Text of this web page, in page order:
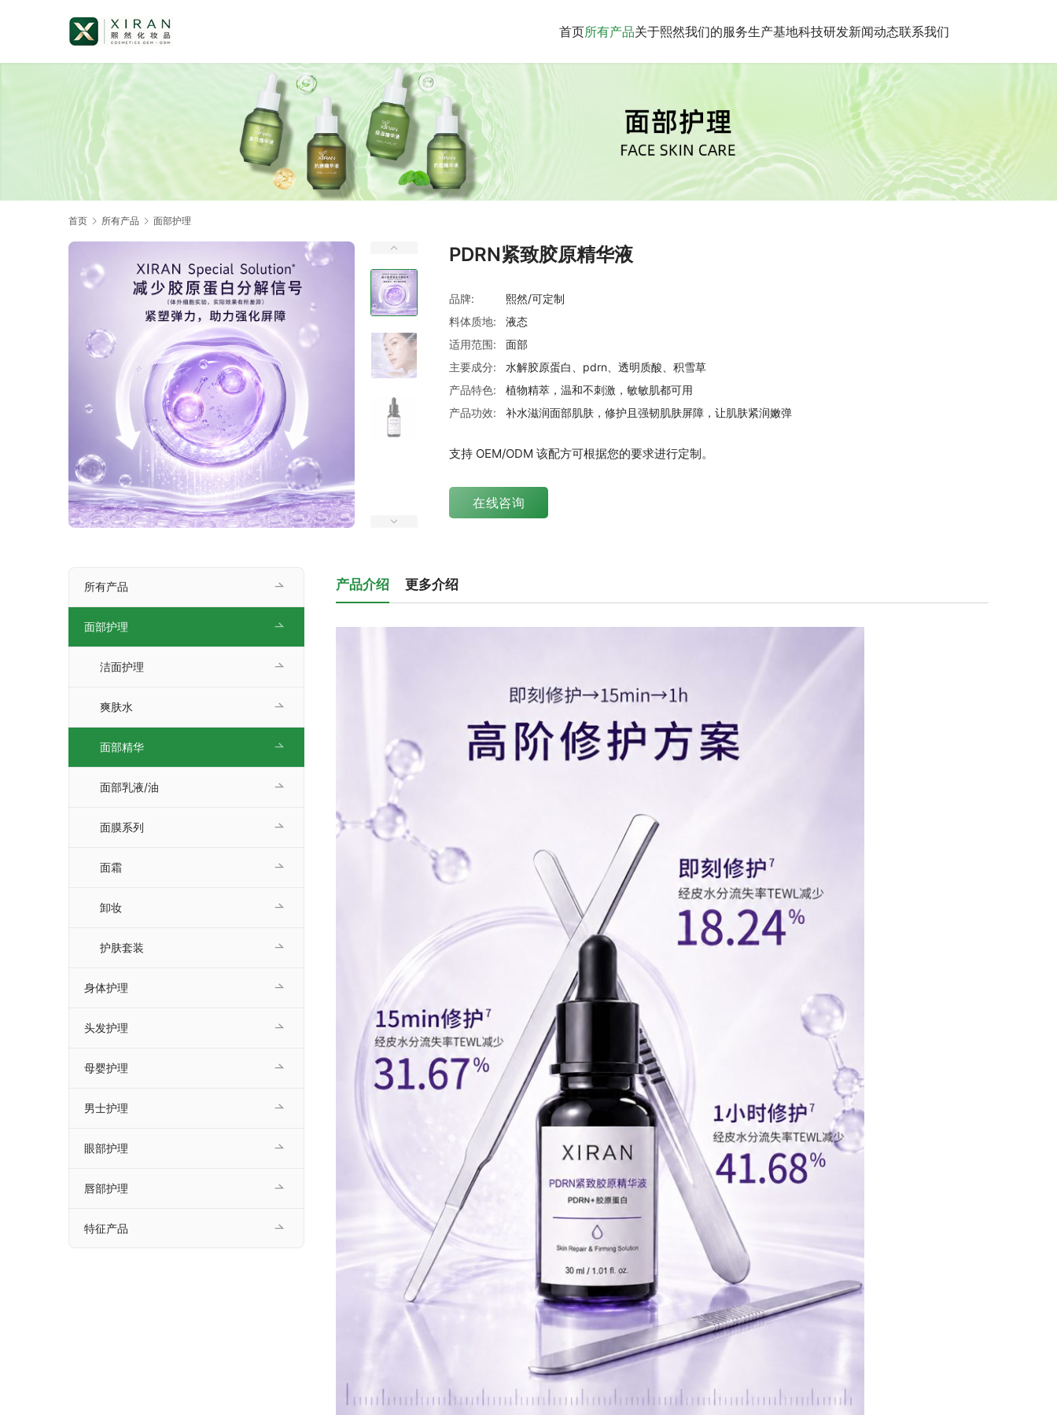
首页所有产品关于熙然我们的服务生产基地科技研发新闻动态联系我们
首页 所有产品 面部护理
PDRN紧致胶原精华液
品牌:
熙然/可定制
料体质地:
液态
适用范围:
面部
主要成分:
水解胶原蛋白、pdrn、透明质酸、积雪草
产品特色:
植物精萃，温和不刺激，敏敏肌都可用
产品功效:
补水滋润面部肌肤，修护且强韧肌肤屏障，让肌肤紧润嫩弹
支持 OEM/ODM 该配方可根据您的要求进行定制。
在线咨询
产品介绍 更多介绍
所有产品
面部护理
洁面护理
爽肤水
面部精华
面部乳液/油
面膜系列
面霜
卸妆
护肤套装
身体护理
头发护理
母婴护理
男士护理
眼部护理
唇部护理
特征产品